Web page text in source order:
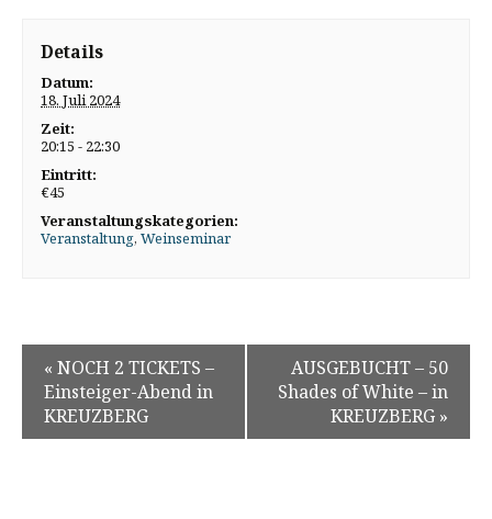
Details
Datum:
18. Juli 2024
Zeit:
20:15 - 22:30
Eintritt:
€45
Veranstaltungskategorien:
Veranstaltung,Weinseminar
« NOCH 2 TICKETS –
Einsteiger-Abend in
KREUZBERG
AUSGEBUCHT – 50
Shades of White – in
KREUZBERG »